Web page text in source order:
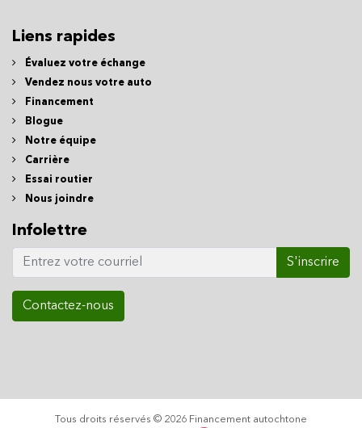
Liens rapides
Évaluez votre échange
Vendez nous votre auto
Financement
Blogue
Notre équipe
Carrière
Essai routier
Nous joindre
Infolettre
S'inscrire
Contactez-nous
Tous droits réservés © 2026 Financement autochtone